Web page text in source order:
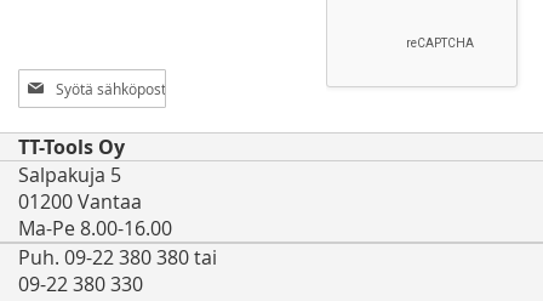
Tilaa
uutiskirjeemme:
TT-Tools Oy
Salpakuja 5
01200 Vantaa
Ma-Pe 8.00-16.00
Puh. 09-22 380 380 tai
09-22 380 330